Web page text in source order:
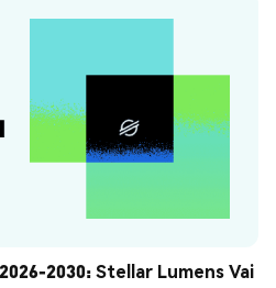
2030: Stellar Lumens Vai